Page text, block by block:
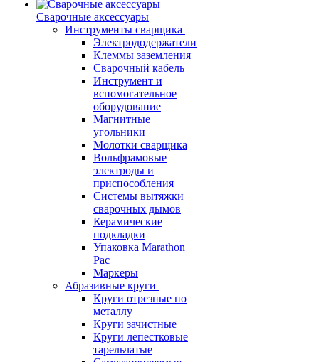
Сварочные аксессуары
Инструменты сварщика
Электрододержатели
Клеммы заземления
Сварочный кабель
Инструмент и
вспомогательное
оборудование
Магнитные
угольники
Молотки сварщика
Вольфрамовые
электроды и
приспособления
Системы вытяжки
сварочных дымов
Керамические
подкладки
Упаковка Marathon
Pac
Маркеры
Абразивные круги
Круги отрезные по
металлу
Круги зачистные
Круги лепестковые
тарельчатые